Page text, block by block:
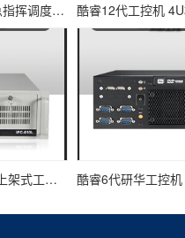
三屏加固便携机|应急指挥调度台移动终端|DTG-U1713-XH310
酷睿12代工控机 4U上架式工业电脑 DT-610L-IH610MB